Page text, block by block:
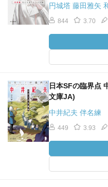
円城塔 藤田雅矢
844 3.70
日本SFの臨界点
文庫JA)
中井紀夫 伴名練
449 3.93